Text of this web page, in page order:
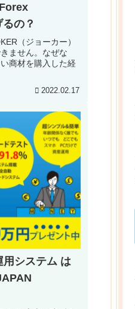
の？
（ジョーカー）
ません。なぜな
商材を購入した経
2022.02.17
用システム は